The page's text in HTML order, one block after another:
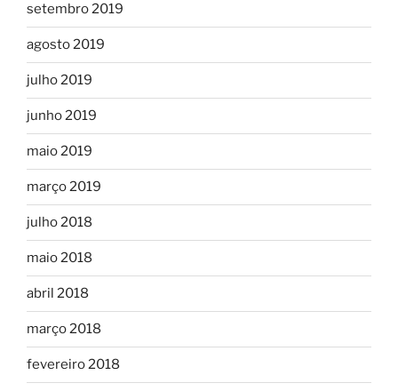
setembro 2019
agosto 2019
julho 2019
junho 2019
maio 2019
março 2019
julho 2018
maio 2018
abril 2018
março 2018
fevereiro 2018